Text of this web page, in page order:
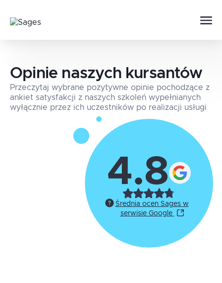
Opinie naszych kursantów
Przeczytaj wybrane pozytywne opinie pochodzące z
ankiet satysfakcji z naszych szkoleń wypełnianych
wyłącznie przez ich uczestników po realizacji usługi
4.8
Średnia ocen Sages w
serwisie Google